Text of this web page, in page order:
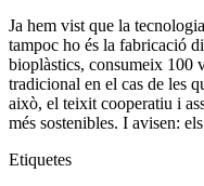
Ja hem vist que la
tampoc ho és la fabricació
bioplàstics, consumeix 100
tradicional en el cas de les
això, el teixit cooperatiu i
més sostenibles. I avisen:
Etiquetes